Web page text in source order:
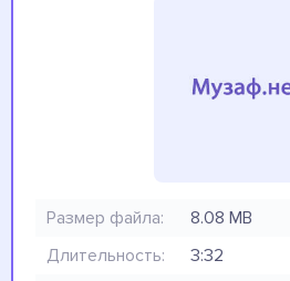
Размер файла:
8.08 MB
Длительность:
3:32